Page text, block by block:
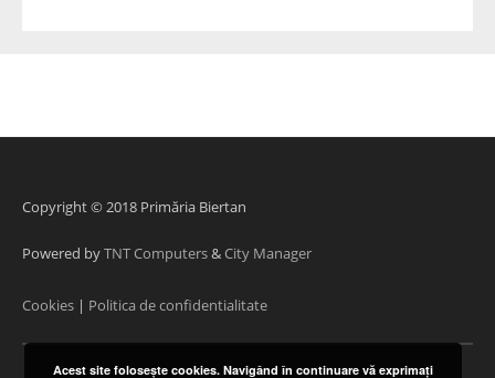
Copyright © 2018 Primăria Biertan
Powered byTNT Computers&City Manager
Cookies | Politica de confidentialitate
Acest site foloseşte cookies. Navigând în continuare vă exprimaţi